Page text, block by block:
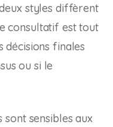
styles diffèrent
consultatif est tout
finales
ou si le
sensibles aux